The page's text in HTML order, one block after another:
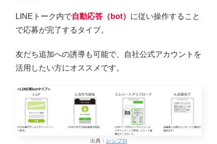
LINEトーク内で自動応答（bot） に従い操作すること
で応募が完了するタイプ。
友だち追加への誘導も可能で、自社公式アカウントを
活用したい方にオススメです。
出典： レシプロ